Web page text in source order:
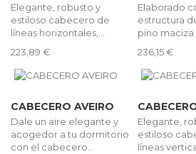
Elegante, robusto y
estiloso cabecero de
líneas horizontales,...
223,89 €
Elaborado
estructura
pino maciza
236,15 €
CABECERO AVEIRO
Dale un aire elegante y
acogedor a tu dormitorio
con el cabecero...
Elegante,
estiloso
líneas